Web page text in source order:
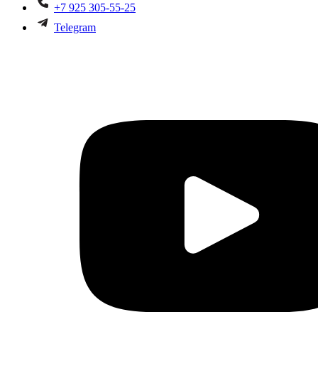
+7 925 305-55-25
Telegram